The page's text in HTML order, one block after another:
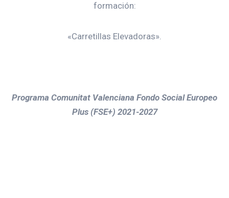
formación:
«Carretillas Elevadoras».
Programa Comunitat Valenciana Fondo Social Europeo
Plus (FSE+) 2021-2027